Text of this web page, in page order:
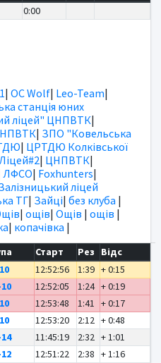
0:00
| OC Wolf| Leo-Team|
станція юних
ліцей" ЦНПВТК|
| ЗПО "Ковельська
| ЦРТДЮ Колківської
Ліцей#2| ЦНПВТК|
ЛФСО| Foxhunters|
ліцей
ТГ| Зайці| без клуба |
| ощів| Ощів | ощів |
| копачівка |
Старт Рез
Відс
12:52:56 1:39 + 0:15
12:52:05 1:24 + 0:19
12:53:48 1:41 + 0:17
12:53:20 2:12 + 0:48
11:45:19 2:32 + 1:01
12:51:22 2:38 + 1:16